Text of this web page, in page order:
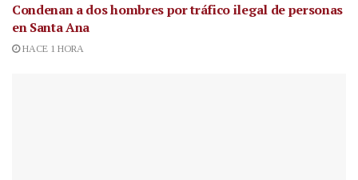
Condenan a dos hombres por tráfico ilegal de personas
en Santa Ana
HACE 1 HORA